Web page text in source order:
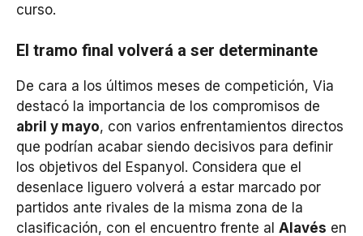
curso.
El tramo final volverá a ser determinante
De cara a los últimos meses de competición, Via
destacó la importancia de los compromisos de
abril y mayo, con varios enfrentamientos directos
que podrían acabar siendo decisivos para definir
los objetivos del Espanyol. Considera que el
desenlace liguero volverá a estar marcado por
partidos ante rivales de la misma zona de la
clasificación, con el encuentro frente al Alavés en